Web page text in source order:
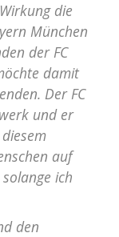
die
München
der FC
damit
Der FC
und er
auf
ich
den